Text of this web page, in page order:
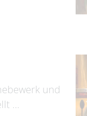
und
…